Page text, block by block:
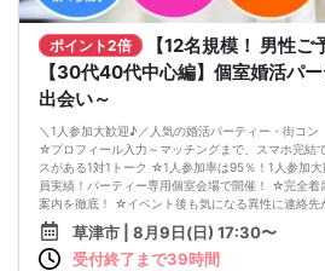
ポイント2倍
【12名規模！ 男性ご
【30代40代中心編】個室婚活パ
出会い～
＼1人参加大歓迎♪／人気の婚活パーティー・街コン
☆プロフィール入力～マッチングまで、スマホ完結
スがある1対1トーク ☆1人参加率は95％！1人参加
員実績！パーティー専用個室会場で開催！ ☆完全着
案内を徹底！ ☆イベント後も気になる異性に連絡先
ーチ機能） スタッフが最初から最後まで進行するの
て人気の方と一度もお話できずに気が付いたらイベ
一切ありません！ 持ち物について ・ご本人様確認書
草津市 | 8月9日(日) 17:30〜
受付終了まで39時間